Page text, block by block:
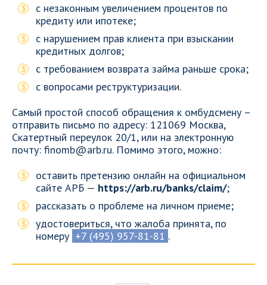
с незаконным увеличением процентов по
кредиту или ипотеке;
с нарушением прав клиента при взыскании
кредитных долгов;
с требованием возврата займа раньше срока;
с вопросами реструктуризации.
Самый простой способ обращения к омбудсмену –
отправить письмо по адресу: 121069 Москва,
Скатертный переулок 20/1, или на электронную
почту: finomb@arb.ru. Помимо этого, можно:
оставить претензию онлайн на официальном
сайте АРБ — https://arb.ru/banks/claim/;
рассказать о проблеме на личном приеме;
удостовериться, что жалоба принята, по
номеру +7 (495) 957-81-81 .